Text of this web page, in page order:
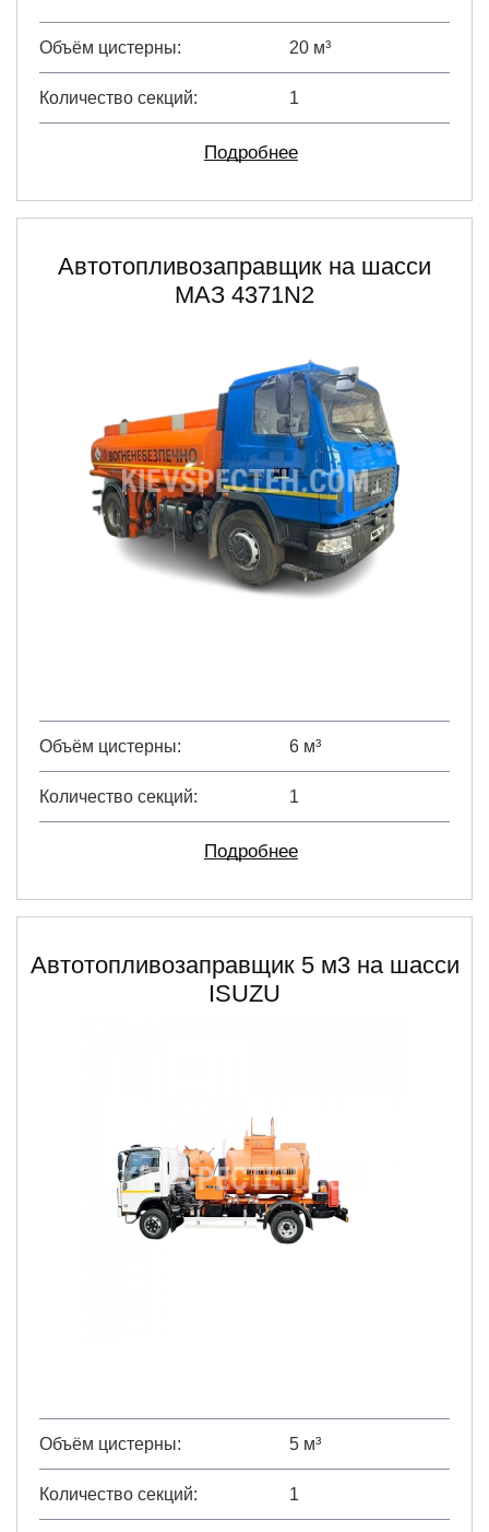
Объём цистерны 20 м³
Количество секций 1
Подробнее
Автотопливозаправщик на шасси
МАЗ 4371N2
Объём цистерны 6 м³
Количество секций 1
Подробнее
Автотопливозаправщик 5 м3 на шасси
ISUZU
Объём цистерны 5 м³
Количество секций 1